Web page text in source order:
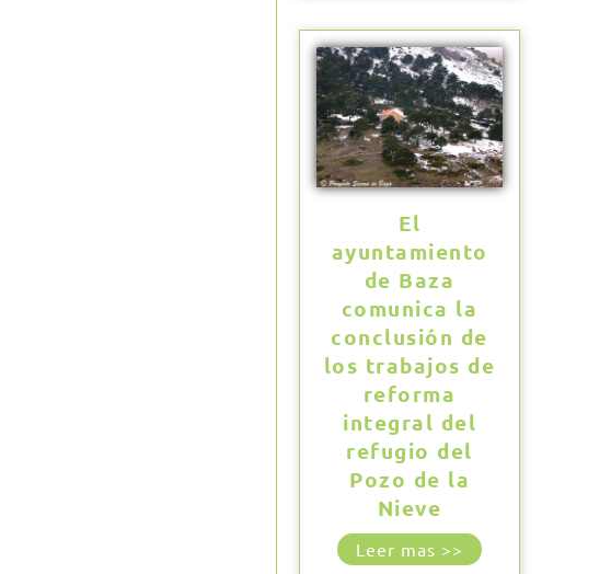
El
ayuntamiento
de Baza
comunica la
conclusión de
los trabajos de
reforma
integral del
refugio del
Pozo de la
Nieve
Leer mas >>